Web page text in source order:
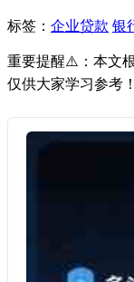
标签： 企业贷款 银
重要提醒⚠️：本文
仅供大家学习参考！